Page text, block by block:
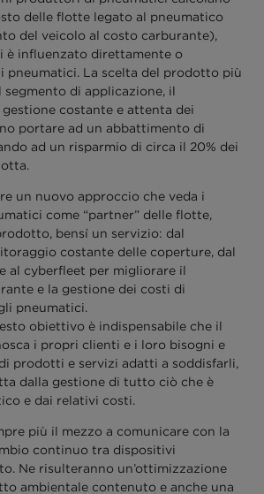
delle flotte legato al pneumatico
del veicolo al costo carburante),
è influenzato direttamente o
pneumatici. La scelta del prodotto più
di applicazione, il
costante e attenta dei
portare ad un abbattimento di
ad un risparmio di circa il 20% dei
come “partner” delle flotte,
bensì un servizio: dal
costante delle coperture, dal
al cyberfleet per migliorare il
e la gestione dei costi di
pneumatici.
obiettivo è indispensabile che il
i propri clienti e i loro bisogni e
prodotti e servizi adatti a soddisfarli,
dalla gestione di tutto ciò che è
e dai relativi costi.
continuo tra dispositivi
Ne risulteranno un’ottimizzazione
ambientale contenuto e anche una